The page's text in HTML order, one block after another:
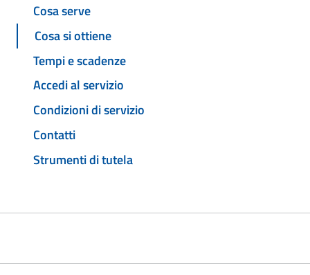
Cosa serve
Cosa si ottiene
Tempi e scadenze
Accedi al servizio
Condizioni di servizio
Contatti
Strumenti di tutela